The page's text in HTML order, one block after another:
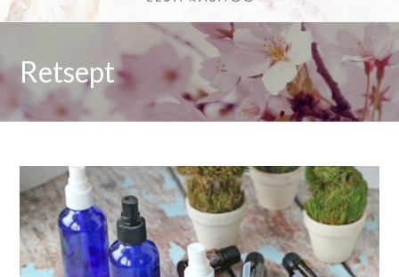
Retsept